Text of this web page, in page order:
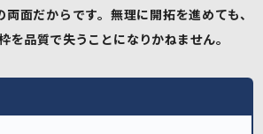
面だからです。無理に開拓を進めても、
を品質で失うことになりかねません。